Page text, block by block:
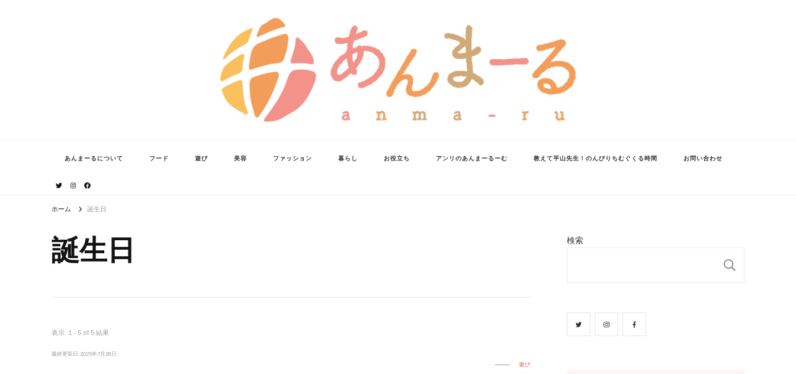
あんまーるについて フード 遊び 美容 ファッション 暮らし お役立ち アンリのあんまーるーむ 教えて平山先生！のんびりちむぐくる時間 お問い合わせ
ホーム 誕生日
誕生日
表示: 1 - 5 of 5 結果
最終更新日 2025年7月28日
遊び
検索